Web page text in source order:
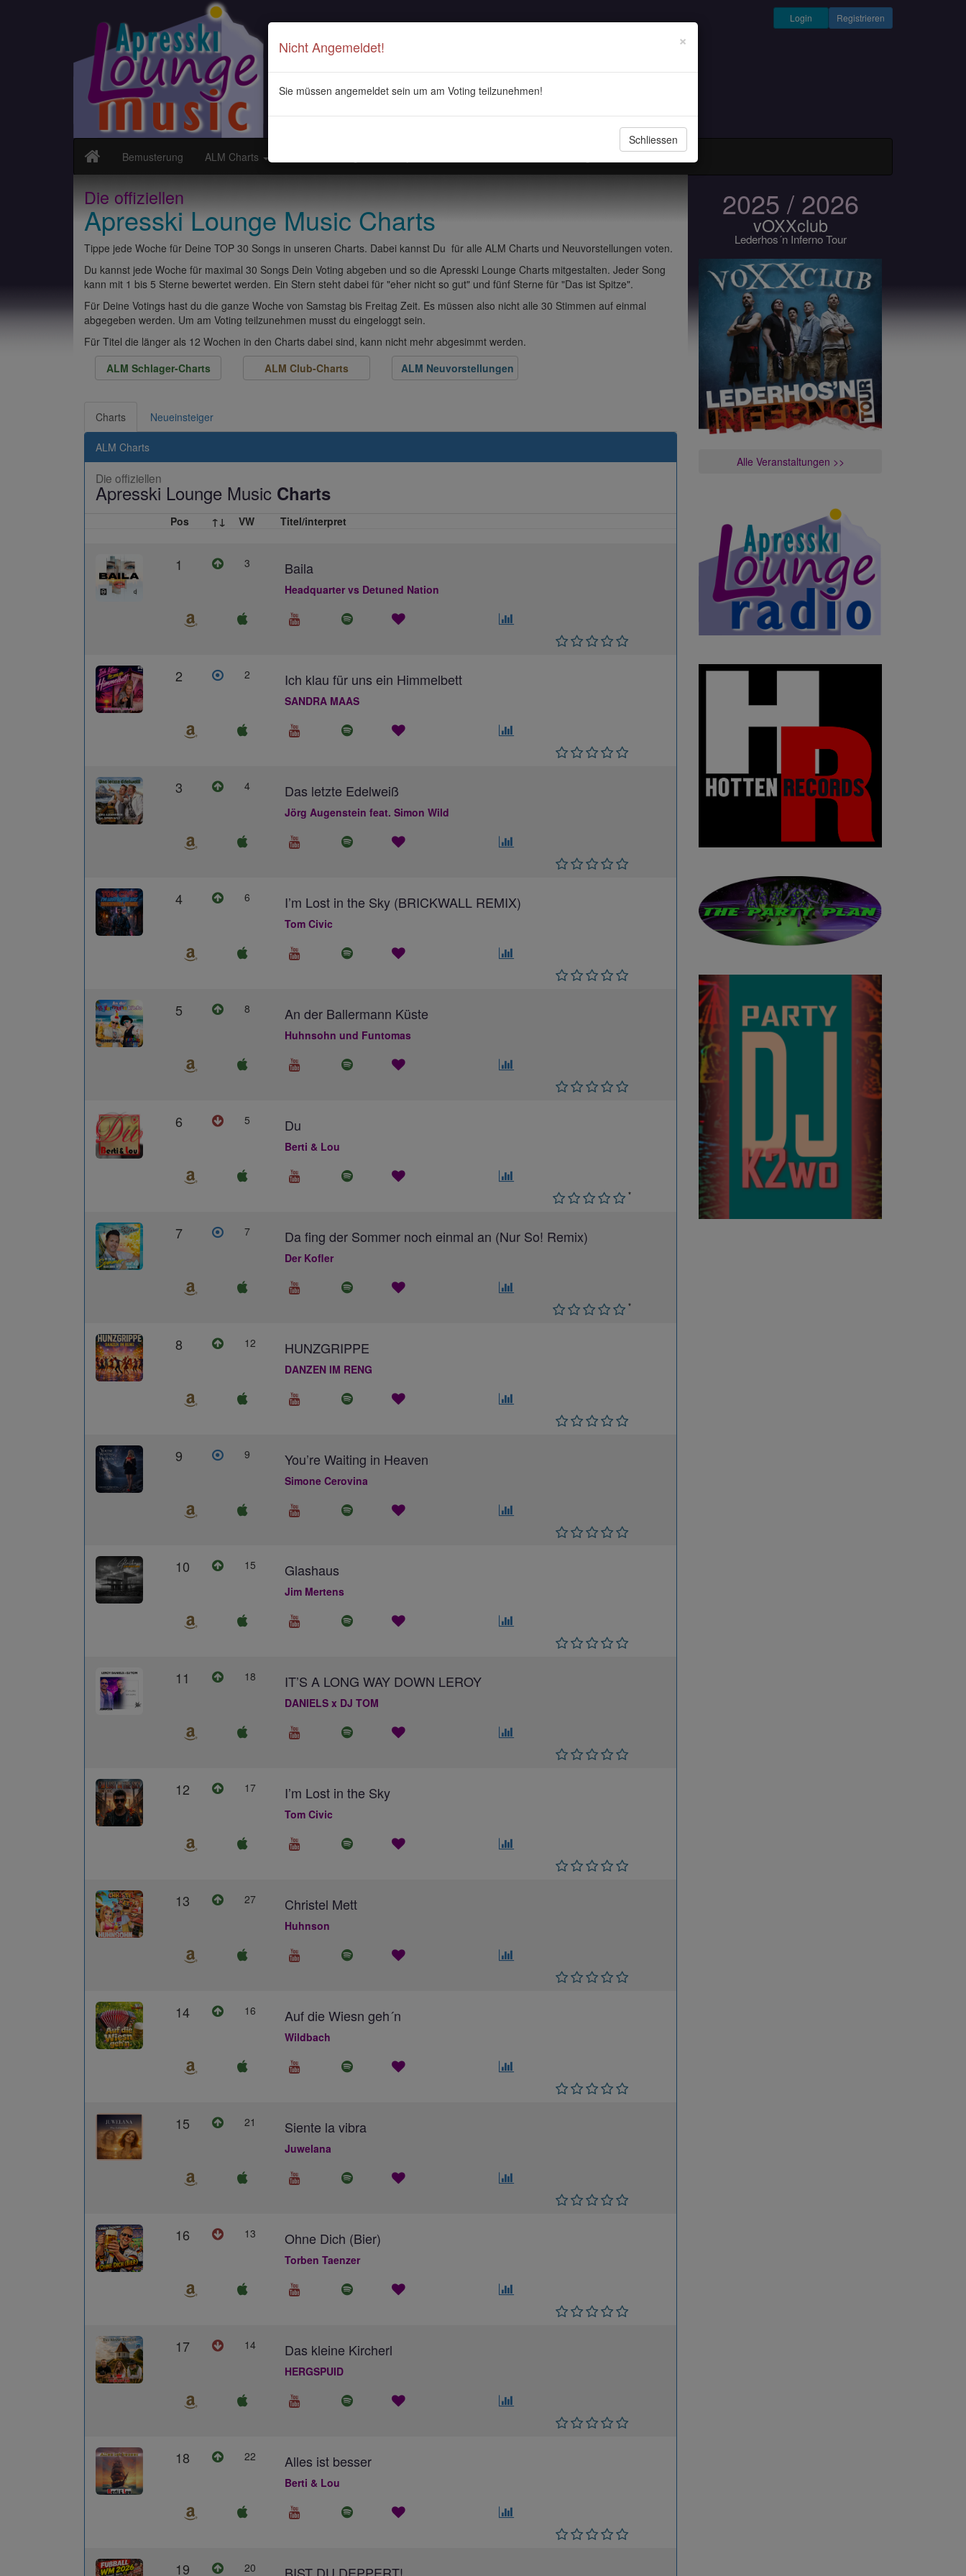
Registrieren
Login
Bemusterung ALM Charts
Die offiziellen
Apresski Lounge Music Charts
Tippe jede Woche für Deine TOP 30 Songs in unseren Charts. Dabei kannst Du für alle ALM Charts und Neuvorstellungen voten.
Du kannst jede Woche für maximal 30 Songs Dein Voting abgeben und so die Apresski Lounge Charts mitgestalten. Jeder Song
kann mit 1 bis 5 Sterne bewertet werden. Ein Stern steht dabei für "eher nicht so gut" und fünf Sterne für "Das ist Spitze".
Für Deine Votings hast du die ganze Woche von Samstag bis Freitag Zeit. Es müssen also nicht alle 30 Stimmen auf einmal
abgegeben werden. Um am Voting teilzunehmen musst du eingeloggt sein.
Für Titel die länger als 12 Wochen in den Charts dabei sind, kann nicht mehr abgesimmt werden.
ALM Schlager-Charts
ALM Club-Charts ALM Neuvorstellungen
×
Nicht Angemeldet!
Sie müssen angemeldet sein um am Voting teilzunehmen!
Schliessen
Charts Neueinsteiger
ALM Charts
Die offiziellen
Apresski Lounge Music Charts
Pos ↑↓ VW Titel/interpret
1 3 Baila
Headquarter vs Detuned Nation
2 2 Ich klau für uns ein Himmelbett
SANDRA MAAS
3 4 Das letzte Edelweiß
Jörg Augenstein feat. Simon Wild
4 6 I’m Lost in the Sky (BRICKWALL REMIX)
Tom Civic
5 8 An der Ballermann Küste
Huhnsohn und Funtomas
6 5 Du
Berti & Lou
*
7 7 Da fing der Sommer noch einmal an (Nur So! Remix)
Der Kofler
*
8 12 HUNZGRIPPE
DANZEN IM RENG
9 9 You’re Waiting in Heaven
Simone Cerovina
10 15 Glashaus
Jim Mertens
11 18 IT’S A LONG WAY DOWN LEROY
DANIELS x DJ TOM
12 17 I’m Lost in the Sky
Tom Civic
13 27 Christel Mett
Huhnson
14 16 Auf die Wiesn geh´n
Wildbach
15 21 Siente la vibra
Juwelana
16 13 Ohne Dich (Bier)
Torben Taenzer
17 14 Das kleine Kircherl
HERGSPUID
18 22 Alles ist besser
Berti & Lou
19 20 BIST DU DEPPERT!
2025 / 2026
vOXXclub
Lederhos´n Inferno Tour
Alle Veranstaltungen >>